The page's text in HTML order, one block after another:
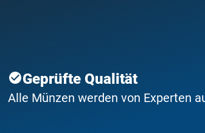
Geprüfte Qualität
Alle Münzen werden von Experten